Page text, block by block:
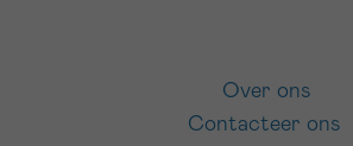
Over ons
Contacteer ons